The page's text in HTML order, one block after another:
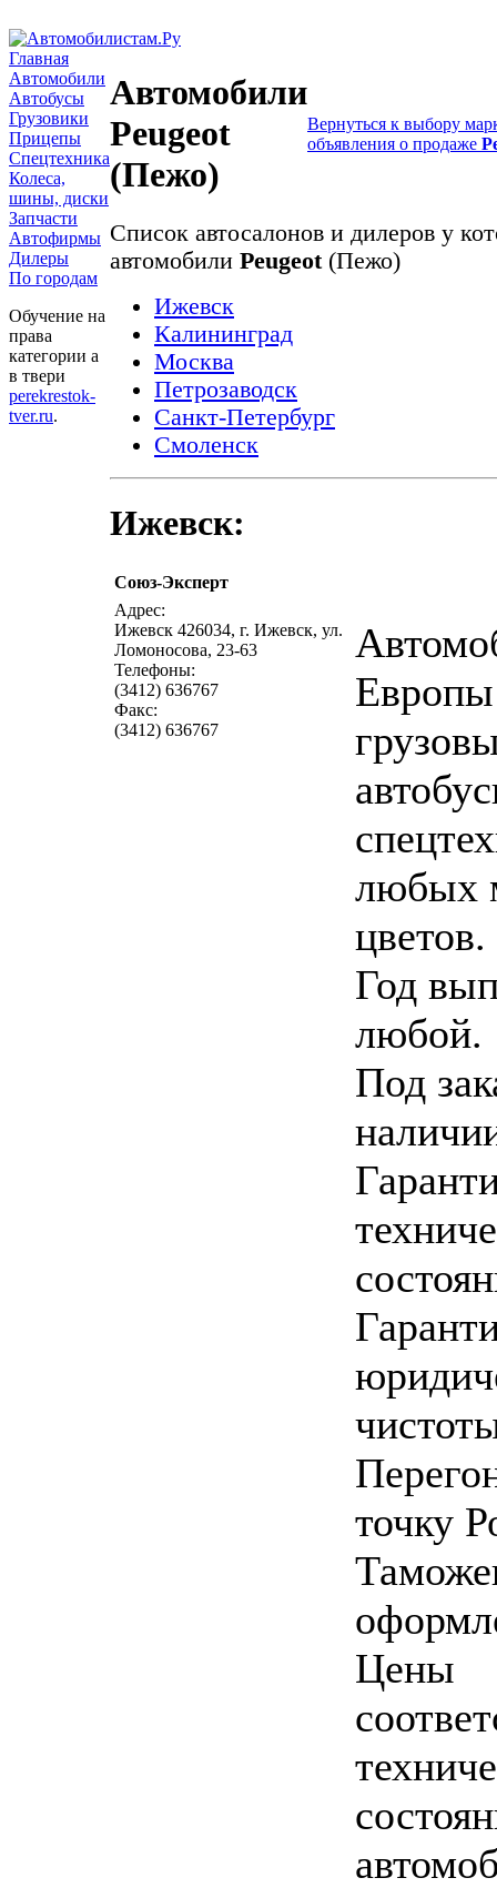
Главная
Автомобили
Автобусы
Грузовики
Прицепы
Спецтехника
Колеса,
шины, диски
Запчасти
Автофирмы
Дилеры
По городам
Обучение на
права
категории a
в твери
perekrestok-
tver.ru.
Автомобили
Peugeot
(Пежо)
Вернуться к выбору
объявления о продаже
Список автосалонов и дилеров у
автомобили Peugeot(Пежо)
Ижевск
Калининград
Москва
Петрозаводск
Санкт-Петербург
Смоленск
Ижевск:
Союз-Эксперт
Адрес:
Ижевск 426034, г. Ижевск, ул.
Ломоносова, 23-63
Телефоны:
(3412) 636767
Факс:
(3412) 636767
любых
цветов.
Год
любой.
Под
точку
Цены